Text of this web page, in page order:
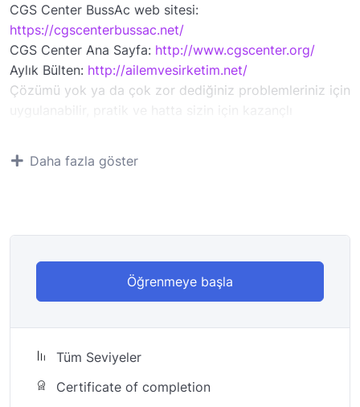
CGS Center BussAc web sitesi:
https://cgscenterbussac.net/
CGS Center Ana Sayfa: http://www.cgscenter.org/
Aylık Bülten: http://ailemvesirketim.net/
Çözümü yok ya da çok zor dediğiniz problemleriniz için
kurumların ihtiyaçlarını, teknolojinin olanakları ve iş
5000 saatin üzerinde eğitim vermiş ve 2016 yılında Nar
Kurumsal Koçluk firmasını kuran Halide Bodur tarafından
gerekli olduğu, süreçleri ve yöntemleri açıklanmıştır.
Daha fazla göster
Öğrenmeye başla
Tüm Seviyeler
Certificate of completion